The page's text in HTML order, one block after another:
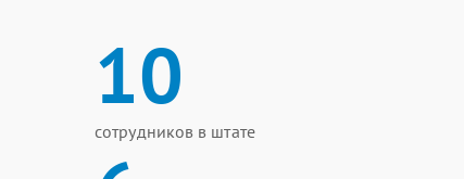
10
сотрудников в штате